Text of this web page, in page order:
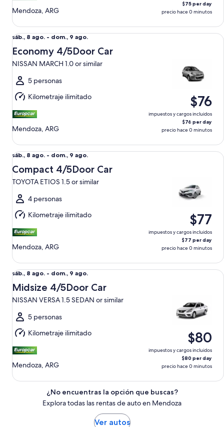
Mendoza, ARG
$75 per day
precio hace 0 minutos
Del
sáb.,
8
ago.
al
dom.,
9
ago.
sáb., 8 ago. - dom., 9 ago.
Economy 4/5Door Car
NISSAN MARCH 1.0 or similar
5 personas
Kilometraje ilimitado
Mendoza, ARG
$76
impuestos y cargos incluidos
$76 per day
precio hace 0 minutos
Economy 4/5Door Car NISSAN MARCH 1.0 or similar
Del
sáb.,
8
ago.
al
dom.,
9
ago.
sáb., 8 ago. - dom., 9 ago.
Compact 4/5Door Car
TOYOTA ETIOS 1.5 or similar
4 personas
Kilometraje ilimitado
Mendoza, ARG
$77
impuestos y cargos incluidos
$77 per day
precio hace 0 minutos
Compact 4/5Door Car TOYOTA ETIOS 1.5 or similar
Del
sáb.,
8
ago.
al
dom.,
9
ago.
sáb., 8 ago. - dom., 9 ago.
Midsize 4/5Door Car
NISSAN VERSA 1.5 SEDAN or similar
5 personas
Kilometraje ilimitado
Mendoza, ARG
$80
impuestos y cargos incluidos
$80 per day
precio hace 0 minutos
Midsize 4/5Door Car NISSAN VERSA 1.5 SEDAN or similar
¿No encuentras la opción que buscas?
Explora todas las rentas de auto en Mendoza
Ver autos